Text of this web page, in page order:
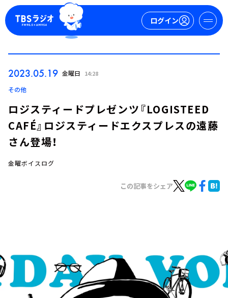
ログイン
YouTube
会社情報
2023.05.19 金曜日 14:28
その他
ロジスティードプレゼンツ『LOGISTEED
CAFÉ』ロジスティードエクスプレスの遠藤
さん登場！
金曜ボイスログ
この記事をシェア